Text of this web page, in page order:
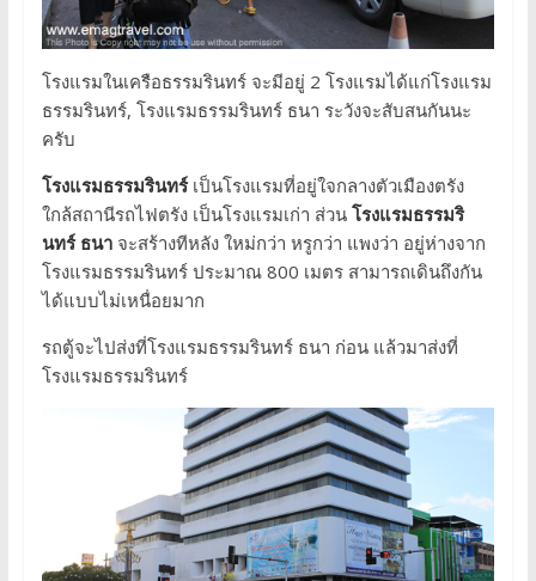
โรงแรมในเครือธรรมรินทร์ จะมีอยู่ 2 โรงแรมได้แก่โรงแรม
ธรรมรินทร์, โรงแรมธรรมรินทร์ ธนา ระวังจะสับสนกันนะ
ครับ
โรงแรมธรรมรินทร์เป็นโรงแรมที่อยู่ใจกลางตัวเมืองตรัง
ใกล้สถานีรถไฟตรัง เป็นโรงแรมเก่า ส่วน โรงแรมธรรมริ
นทร์ ธนาจะสร้างทีหลัง ใหม่กว่า หรูกว่า แพงว่า อยู่ห่างจาก
โรงแรมธรรมรินทร์ ประมาณ 800 เมตร สามารถเดินถึงกัน
ได้แบบไม่เหนื่อยมาก
รถตู้จะไปส่งที่โรงแรมธรรมรินทร์ ธนา ก่อน แล้วมาส่งที่
โรงแรมธรรมรินทร์